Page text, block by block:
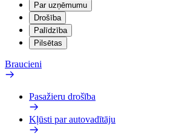
Par uzņēmumu
Drošība
Palīdzība
Pilsētas
Braucieni
Pasažieru drošība
Kļūsti par autovadītāju